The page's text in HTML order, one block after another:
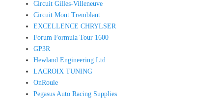
Circuit Gilles-Villeneuve
Circuit Mont Tremblant
EXCELLENCE CHRYLSER
Forum Formula Tour 1600
GP3R
Hewland Engineering Ltd
LACROIX TUNING
OnRoule
Pegasus Auto Racing Supplies